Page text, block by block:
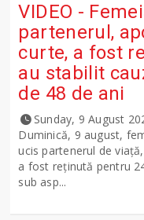
VIDEO -
partenerul,
curte, a fost
au stabilit
de 48 de ani
Sunday, 9 August
Duminică, 9 august,
ucis partenerul de
a fost reținută pentru
sub asp...